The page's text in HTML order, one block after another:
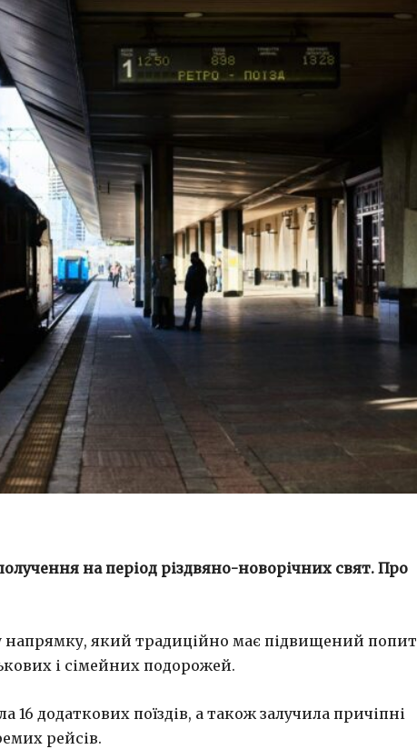
на період різдвяно-новорічних свят. Про
який традиційно має підвищений попит
і сімейних подорожей.
додаткових поїздів, а також залучила причіпні
рейсів.